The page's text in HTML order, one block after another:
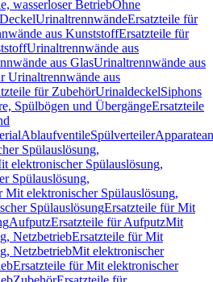
wasserloser BetriebOhne
UrinaltrennwändeErsatzteile für
aus KunststoffErsatzteile für
Urinaltrennwände aus
aus GlasUrinaltrennwände aus
Urinaltrennwände aus
für ZubehörUrinaldeckelSiphons
Spülbögen und ÜbergängeErsatzteile
AblaufventileSpülverteiler
Spülauslösung,
elektronischer Spülauslösung,
Spülauslösung,
Mit elektronischer Spülauslösung,
SpülauslösungErsatzteile für Mit
AufputzErsatzteile für AufputzMit
NetzbetriebErsatzteile für Mit
NetzbetriebMit elektronischer
Ersatzteile für Mit elektronischer